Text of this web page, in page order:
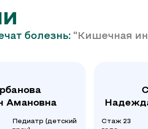
болезнь: "Кишечная
Амановна
Педиатр (детский
Стаж 23